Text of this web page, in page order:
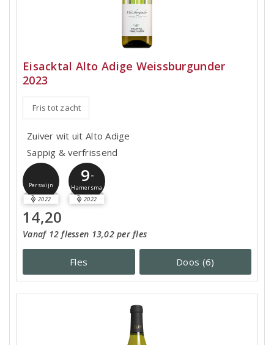
Eisacktal Alto Adige Weissburgunder
2023
Fris tot zacht
Zuiver wit uit Alto Adige
Sappig & verfrissend
Perswijn
2022
9-
Hamersma
2022
14,20
Vanaf 12 flessen 13,02 per fles
Fles Doos (6)